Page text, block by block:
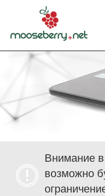
Внимание
возможно